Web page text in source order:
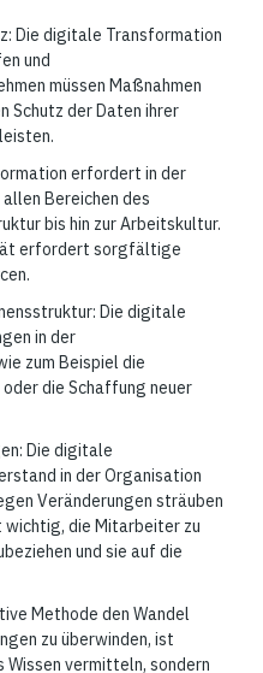
Die digitale Transformation
und
müssen Maßnahmen
Schutz der Daten ihrer
erfordert in der
Bereichen des
bis hin zur Arbeitskultur.
erfordert sorgfältige
Die digitale
in der
zum Beispiel die
die Schaffung neuer
Die digitale
in der Organisation
Veränderungen sträuben
die Mitarbeiter zu
und sie auf die
Methode den Wandel
zu überwinden, ist
Wissen vermitteln, sondern